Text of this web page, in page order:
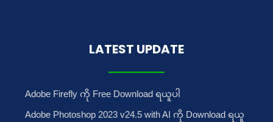
LATEST UPDATE
Adobe Firefly ကို Free Download ရယူပါ
Adobe Photoshop 2023 v24.5 with AI ကို Download ရယူ